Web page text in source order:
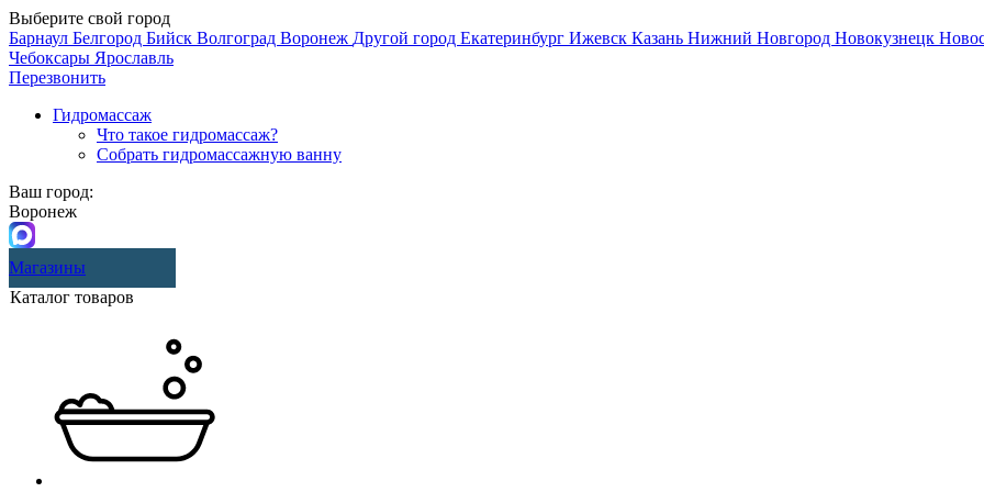
Выберите свой город
Барнаул Белгород Бийск Волгоград Воронеж Другой город Екатеринбург Ижевск Казань Нижний Новгород Новокузнецк
Чебоксары Ярославль
Перезвонить
Гидромассаж
Что такое гидромассаж?
Собрать гидромассажную ванну
Ваш город:
Воронеж
Магазины
Каталог товаров